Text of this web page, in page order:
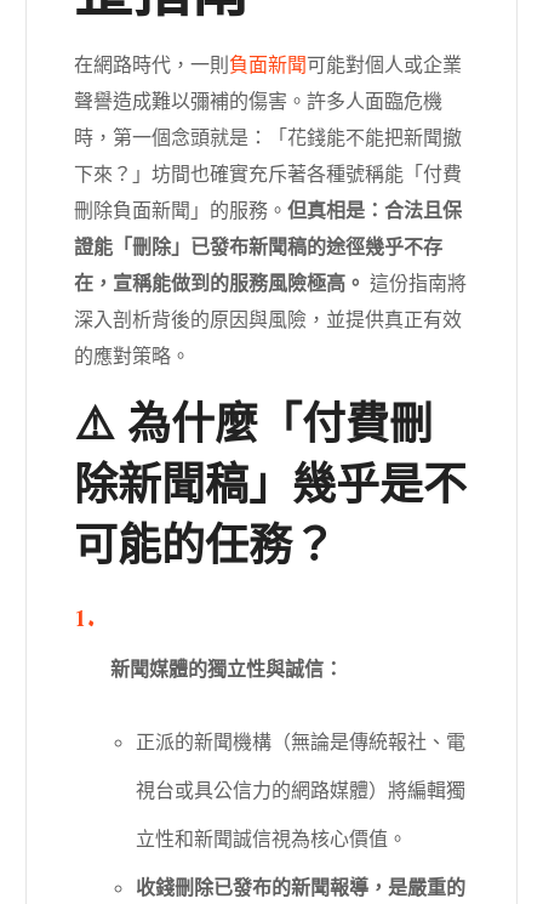
在網路時代，一則負面新聞可能對個人或企業
聲譽造成難以彌補的傷害。許多人面臨危機
時，第一個念頭就是：「花錢能不能把新聞撤
下來？」坊間也確實充斥著各種號稱能「付費
刪除負面新聞」的服務。 但真相是：合法且保
證能「刪除」已發布新聞稿的途徑幾乎不存
在，宣稱能做到的服務風險極高。 這份指南將
深入剖析背後的原因與風險，並提供真正有效
的應對策略。
⚠️ 為什麼「付費刪
除新聞稿」幾乎是不
可能的任務？
新聞媒體的獨立性與誠信：
正派的新聞機構（無論是傳統報社、電
視台或具公信力的網路媒體）將編輯獨
立性和新聞誠信視為核心價值。
收錢刪除已發布的新聞報導，是嚴重的